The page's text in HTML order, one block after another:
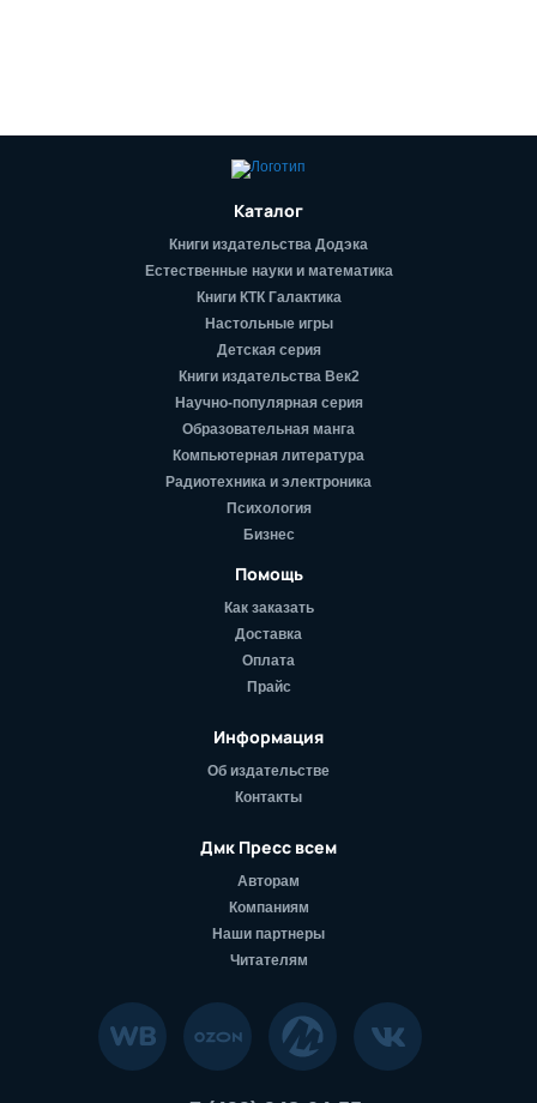
Каталог
Книги издательства Додэка
Естественные науки и математика
Книги КТК Галактика
Настольные игры
Детская серия
Книги издательства Век2
Научно-популярная серия
Образовательная манга
Компьютерная литература
Радиотехника и электроника
Психология
Бизнес
Помощь
Как заказать
Доставка
Оплата
Прайс
Информация
Об издательстве
Контакты
Дмк Пресс всем
Авторам
Компаниям
Наши партнеры
Читателям